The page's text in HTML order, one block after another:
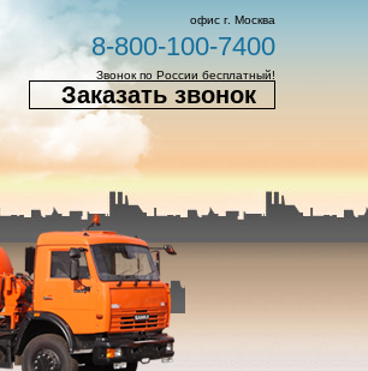
офис г. Москва
8-800-100-7400
Звонок по России бесплатный!
Заказать звонок